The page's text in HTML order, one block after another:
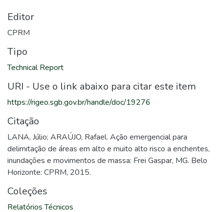
Editor
CPRM
Tipo
Technical Report
URI - Use o link abaixo para citar este item
https://rigeo.sgb.gov.br/handle/doc/19276
Citação
LANA, Júlio; ARAÚJO, Rafael. Ação emergencial para
delimitação de áreas em alto e muito alto risco a enchentes,
inundações e movimentos de massa: Frei Gaspar, MG. Belo
Horizonte: CPRM, 2015.
Coleções
Relatórios Técnicos